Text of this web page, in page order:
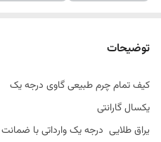
توضیحات
کیف تمام چرم طبیعی گاوی درجه یک
یکسال گارانتی
یراق طلایی درجه یک وارداتی با ضمانت